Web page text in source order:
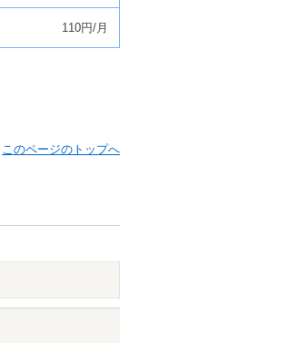
110円/月
このページのトップへ